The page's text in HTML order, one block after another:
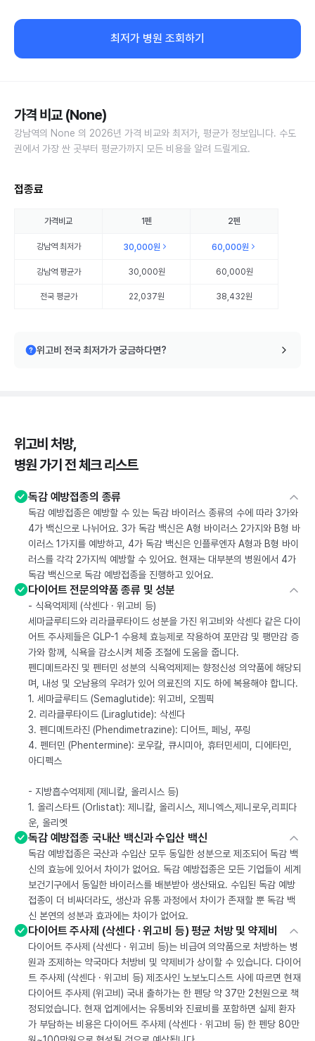
최저가 병원 조회하기
가격 비교 (None)
강남역의 None 의 2026년 가격 비교와 최저가, 평균가 정보입니다. 수도
권에서 가장 싼 곳부터 평균가까지 모든 비용을 알려 드릴게요.
접종료
가격비교 1펜 2펜
강남역최저가 30,000원 60,000원
강남역평균가 30,000원 60,000원
전국 평균가 22,037원 38,432원
위고비 전국 최저가가 궁금하다면?
위고비 처방,
병원 가기 전 체크 리스트
독감 예방접종의 종류
독감 예방접종은 예방할 수 있는 독감 바이러스 종류의 수에 따라 3가와
4가 백신으로 나뉘어요. 3가 독감 백신은 A형 바이러스 2가지와 B형 바
이러스 1가지를 예방하고, 4가 독감 백신은 인플루엔자 A형과 B형 바이
러스를 각각 2가지씩 예방할 수 있어요. 현재는 대부분의 병원에서 4가
독감 백신으로 독감 예방접종을 진행하고 있어요.
다이어트 전문의약품 종류 및 성분
- 식욕억제제 (삭센다 · 위고비 등)
세마글루티드와 리라클루타이드 성분을 가진 위고비와 삭센다 같은 다이
어트 주사제들은 GLP-1 수용체 효능제로 작용하여 포만감 및 팽만감 증
가와 함께, 식욕을 감소시켜 체중 조절에 도움을 줍니다.
펜디메트라진 및 펜터민 성분의 식욕억제제는 향정신성 의약품에 해당되
며, 내성 및 오남용의 우려가 있어 의료진의 지도 하에 복용해야 합니다.
1. 세마글루티드 (Semaglutide): 위고비, 오젬픽
2. 리라클루타이드 (Liraglutide): 삭센다
3. 펜디메트라진 (Phendimetrazine): 디어트, 페닝, 푸링
4. 펜터민 (Phentermine): 로우칼, 큐시미아, 휴터민세미, 디에타민,
아디펙스
- 지방흡수억제제 (제니칼, 올리시스 등)
1. 올리스타트 (Orlistat): 제니칼, 올리시스, 제니엑스,제니로우,리피다
운, 올리엣
독감 예방접종 국내산 백신과 수입산 백신
독감 예방접종은 국산과 수입산 모두 동일한 성분으로 제조되어 독감 백
신의 효능에 있어서 차이가 없어요. 독감 예방접종은 모든 기업들이 세계
보건기구에서 동일한 바이러스를 배분받아 생산돼요. 수입된 독감 예방
접종이 더 비싸더라도, 생산과 유통 과정에서 차이가 존재할 뿐 독감 백
신 본연의 성분과 효과에는 차이가 없어요.
다이어트 주사제 (삭센다 · 위고비 등) 평균 처방 및 약제비
다이어트 주사제 (삭센다 · 위고비 등)는 비급여 의약품으로 처방하는 병
원과 조제하는 약국마다 처방비 및 약제비가 상이할 수 있습니다. 다이어
트 주사제 (삭센다 · 위고비 등) 제조사인 노보노디스트 사에 따르면 현재
다이어트 주사제 (위고비) 국내 출하가는 한 펜당 약 37만 2천원으로 책
정되었습니다. 현재 업계에서는 유통비와 진료비를 포함하면 실제 환자
가 부담하는 비용은 다이어트 주사제 (삭센다 · 위고비 등) 한 펜당 80만